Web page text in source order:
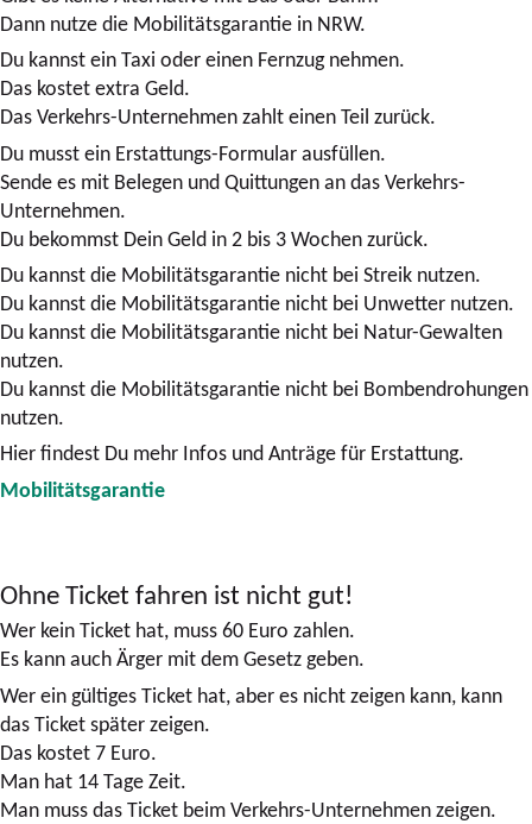
Dann nutze die Mobilitätsgarantie in NRW.
Du kannst ein Taxi oder einen Fernzug nehmen.
Das kostet extra Geld.
Das Verkehrs-Unternehmen zahlt einen Teil zurück.
Du musst ein Erstattungs-Formular ausfüllen.
Sende es mit Belegen und Quittungen an das Verkehrs-
Unternehmen.
Du bekommst Dein Geld in 2 bis 3 Wochen zurück.
Du kannst die Mobilitätsgarantie nicht bei Streik nutzen.
Du kannst die Mobilitätsgarantie nicht bei Unwetter nutzen.
Du kannst die Mobilitätsgarantie nicht bei Natur-Gewalten
nutzen.
Du kannst die Mobilitätsgarantie nicht bei Bombendrohungen
nutzen.
Hier findest Du mehr Infos und Anträge für Erstattung.
Mobilitätsgarantie
Ohne Ticket fahren ist nicht gut!
Wer kein Ticket hat, muss 60 Euro zahlen.
Es kann auch Ärger mit dem Gesetz geben.
Wer ein gültiges Ticket hat, aber es nicht zeigen kann, kann
das Ticket später zeigen.
Das kostet 7 Euro.
Man hat 14 Tage Zeit.
Man muss das Ticket beim Verkehrs-Unternehmen zeigen.